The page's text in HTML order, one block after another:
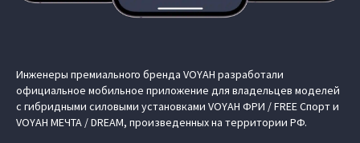
Инженеры премиального бренда VOYAH разработали
официальное мобильное приложение для владельцев моделей
с гибридными силовыми установками VOYAH ФРИ / FREE Спорт и
VOYAH МЕЧТА / DREAM, произведенных на территории РФ.